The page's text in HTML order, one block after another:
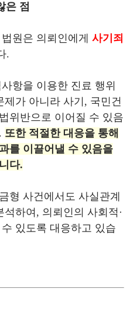
은 점
원은 의뢰인에게사기죄
.
항을 이용한 진료 행위
가 아니라 사기, 국민건
위반으로 이어질 수 있음
또한 적절한 대응을 통해
를 이끌어낼 수 있음을
다.
형 사건에서도 사실관계
하여, 의뢰인의 사회적·
있도록 대응하고 있습